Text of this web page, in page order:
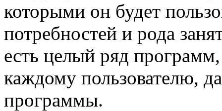
которыми он будет
потребностей и рода
есть целый ряд
каждому пользователю,
программы.